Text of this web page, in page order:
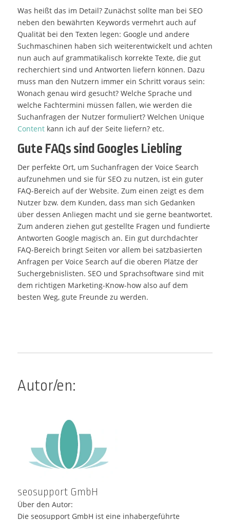
Was heißt das im Detail? Zunächst sollte man bei SEO
neben den bewährten Keywords vermehrt auch auf
Qualität bei den Texten legen: Google und andere
Suchmaschinen haben sich weiterentwickelt und achten
nun auch auf grammatikalisch korrekte Texte, die gut
recherchiert sind und Antworten liefern können. Dazu
muss man den Nutzern immer ein Schritt voraus sein:
Wonach genau wird gesucht? Welche Sprache und
welche Fachtermini müssen fallen, wie werden die
Suchanfragen der Nutzer formuliert? Welchen Unique
Contentkann ich auf der Seite liefern? etc.
Gute FAQs sind Googles Liebling
Der perfekte Ort, um Suchanfragen der Voice Search
aufzunehmen und sie für SEO zu nutzen, ist ein guter
FAQ-Bereich auf der Website. Zum einen zeigt es dem
Nutzer bzw. dem Kunden, dass man sich Gedanken
über dessen Anliegen macht und sie gerne beantwortet.
Zum anderen ziehen gut gestellte Fragen und fundierte
Antworten Google magisch an. Ein gut durchdachter
FAQ-Bereich bringt Seiten vor allem bei satzbasierten
Anfragen per Voice Search auf die oberen Plätze der
Suchergebnislisten. SEO und Sprachsoftware sind mit
dem richtigen Marketing-Know-how also auf dem
besten Weg, gute Freunde zu werden.
Autor/en:
seosupport GmbH
Über den Autor:
Die seosupport GmbH ist eine inhabergeführte